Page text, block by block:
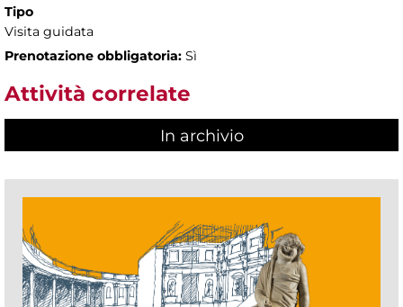
Tipo
Visita guidata
Prenotazione obbligatoria: Sì
Attività correlate
In archivio